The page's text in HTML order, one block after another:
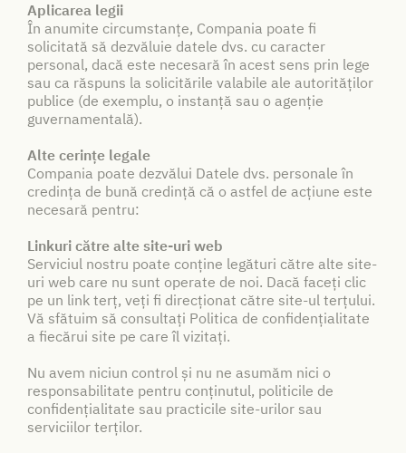
Aplicarea legii
În anumite circumstanțe, Compania poate fi
solicitată să dezvăluie datele dvs. cu caracter
personal, dacă este necesară în acest sens prin lege
sau ca răspuns la solicitările valabile ale autorităților
publice (de exemplu, o instanță sau o agenție
guvernamentală).
Alte cerințe legale
Compania poate dezvălui Datele dvs. personale în
credința de bună credință că o astfel de acțiune este
necesară pentru:
Linkuri către alte site-uri web
Serviciul nostru poate conține legături către alte site-
uri web care nu sunt operate de noi. Dacă faceți clic
pe un link terț, veți fi direcționat către site-ul terțului.
Vă sfătuim să consultați Politica de confidențialitate
a fiecărui site pe care îl vizitați.
Nu avem niciun control și nu ne asumăm nici o
responsabilitate pentru conținutul, politicile de
confidențialitate sau practicile site-urilor sau
serviciilor terților.